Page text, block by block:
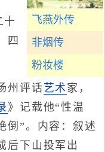
飞燕外传
非烟传
粉妆楼
四
州评话艺术 家，
》记载他“性温
倒”。内容：叙述
后下山投军出